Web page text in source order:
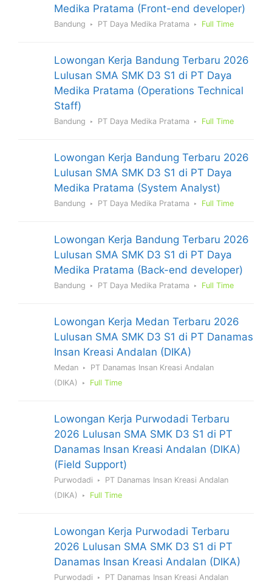
Medika Pratama (Front-end developer)
Bandung PT Daya Medika Pratama Full Time
Lowongan Kerja Bandung Terbaru 2026
Lulusan SMA SMK D3 S1 di PT Daya
Medika Pratama (Operations Technical
Staff)
Bandung PT Daya Medika Pratama Full Time
Lowongan Kerja Bandung Terbaru 2026
Lulusan SMA SMK D3 S1 di PT Daya
Medika Pratama (System Analyst)
Bandung PT Daya Medika Pratama Full Time
Lowongan Kerja Bandung Terbaru 2026
Lulusan SMA SMK D3 S1 di PT Daya
Medika Pratama (Back-end developer)
Bandung PT Daya Medika Pratama Full Time
Lowongan Kerja Medan Terbaru 2026
Lulusan SMA SMK D3 S1 di PT Danamas
Insan Kreasi Andalan (DIKA)
Medan
PT Danamas Insan Kreasi Andalan
(DIKA)
Full Time
Lowongan Kerja Purwodadi Terbaru
2026 Lulusan SMA SMK D3 S1 di PT
Danamas Insan Kreasi Andalan (DIKA)
(Field Support)
Purwodadi
PT Danamas Insan Kreasi Andalan
(DIKA)
Full Time
Lowongan Kerja Purwodadi Terbaru
2026 Lulusan SMA SMK D3 S1 di PT
Danamas Insan Kreasi Andalan (DIKA)
Purwodadi PT Danamas Insan Kreasi Andalan